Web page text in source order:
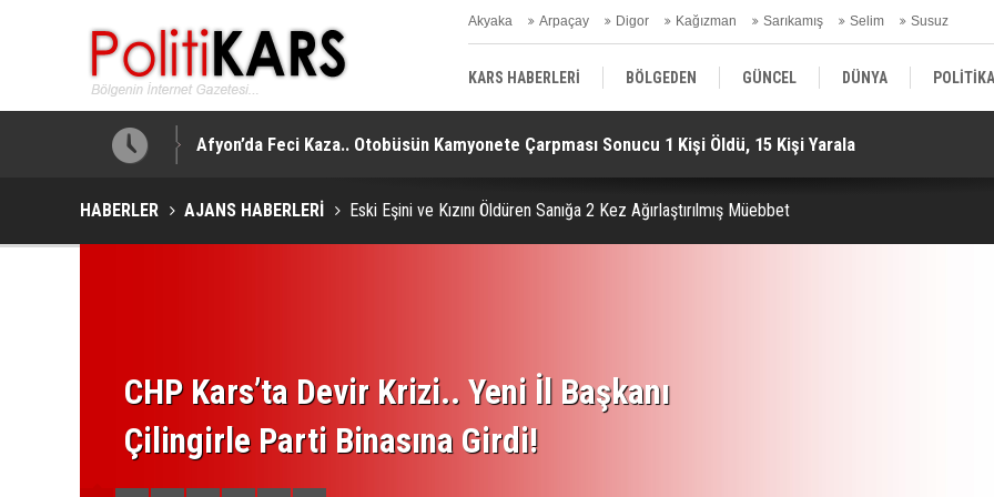
Akyaka Arpaçay Digor Kağızman Sarıkamış Selim Susuz
KARS HABERLERİ BÖLGEDEN GÜNCEL DÜNYA POLİTİKA
EKONOMİ | FİNANS | OTOMOTİV KÜLTÜR | SANAT | MAGAZİN
Hopa’da ‘Ev Yangını’na Soruşturma.. Kundaklama Şüphesiyle 1 Kişi Gözaltına Alındı!
HABERLER AJANS HABERLERİ Eski Eşini ve Kızını Öldüren Sanığa 2 Kez Ağırlaştırılmış Müebbet
CHP Kars’ta Devir Krizi.. Yeni İl Başkanı
Çilingirle Parti Binasına Girdi!